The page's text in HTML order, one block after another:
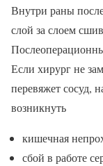
Внутри раны
слой за слоем
Если хирург не
перевяжет сосуд,
возникнуть
кишечная
сбой в работе